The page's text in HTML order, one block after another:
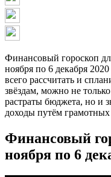
Финансовый гороскоп
ноября по 6 декабря
всего рассчитать и
звёздам, можно не
растраты бюджета, но и
доходы путём
Финансовый
ноября по 6